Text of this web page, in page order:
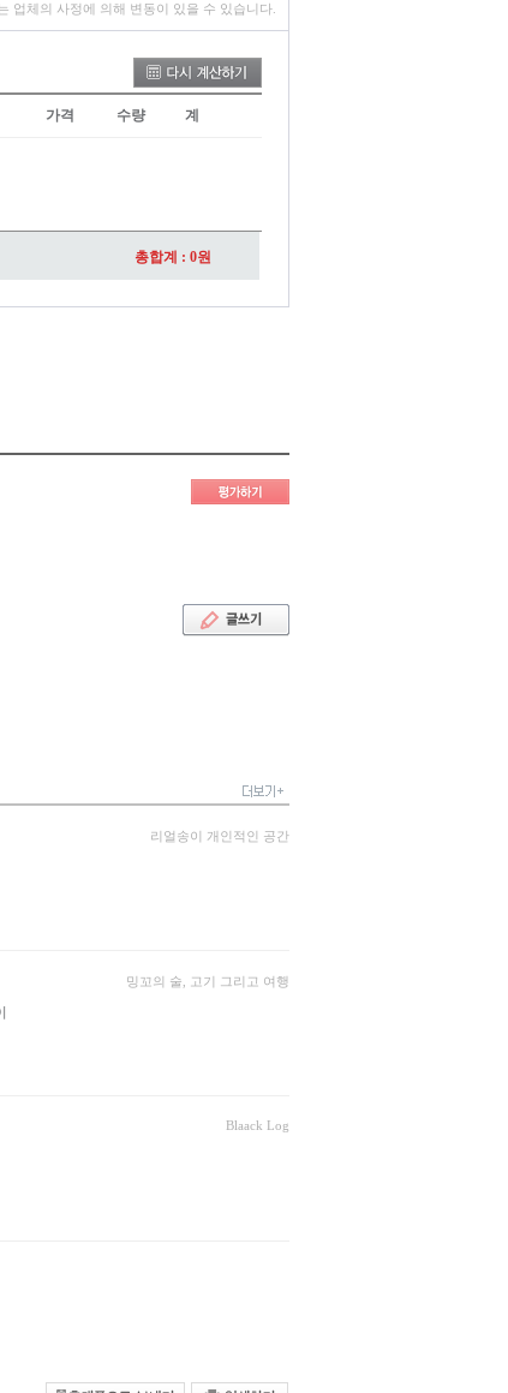
업체의 사정에 의해 변동이 있을 수 있습니다.
가격 수량 계
총합계 : 0원
리얼송이 개인적인 공간
밍꼬의 술, 고기 그리고 여행
Blaack Log